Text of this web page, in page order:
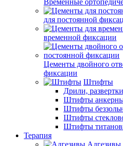
Временные
для постоянной
временной фиксации
Цементы двойного
фиксации
Штифты
Дрили,
Штифты
Штифты
Штифты
Штифты
Терапия
Адгезивы